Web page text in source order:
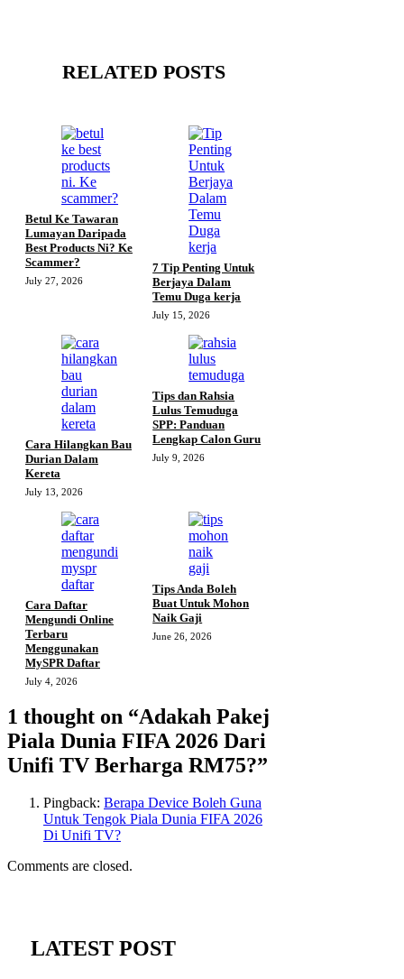
RELATED POSTS
Betul Ke Tawaran
Lumayan Daripada
Best Products Ni? Ke
Scammer?
July 27, 2026
7 Tip Penting Untuk
Berjaya Dalam
Temu Duga kerja
July 15, 2026
Cara Hilangkan Bau
Durian Dalam
Kereta
July 13, 2026
Tips dan Rahsia
Lulus Temuduga
SPP: Panduan
Lengkap Calon Guru
July 9, 2026
Cara Daftar
Mengundi Online
Terbaru
Menggunakan
MySPR Daftar
July 4, 2026
Tips Anda Boleh
Buat Untuk Mohon
Naik Gaji
June 26, 2026
1 thought on “Adakah Pakej
Piala Dunia FIFA 2026 Dari
Unifi TV Berharga RM75?”
Pingback: Berapa Device Boleh Guna
Untuk Tengok Piala Dunia FIFA 2026
Di Unifi TV?
Comments are closed.
LATEST POST